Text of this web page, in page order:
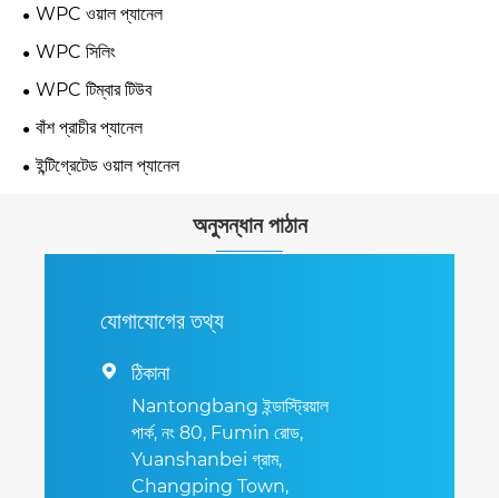
WPC ওয়াল প্যানেল
WPC সিলিং
WPC টিম্বার টিউব
বাঁশ প্রাচীর প্যানেল
ইন্টিগ্রেটেড ওয়াল প্যানেল
অনুসন্ধান পাঠান
যোগাযোগের তথ্য
 ঠিকানা
Nantongbang ইন্ডাস্ট্রিয়াল
পার্ক, নং 80, Fumin রোড,
Yuanshanbei গ্রাম,
Changping Town,